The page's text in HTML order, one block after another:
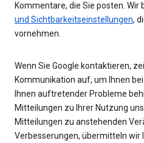
Kommentare, die Sie posten. Wir
und Sichtbarkeitseinstellungen,
vornehmen.
Wenn Sie Google kontaktieren,
Kommunikation auf, um Ihnen
Ihnen auftretender Probleme
Mitteilungen zu Ihrer Nutzung
Mitteilungen zu anstehenden
Verbesserungen, übermitteln wir